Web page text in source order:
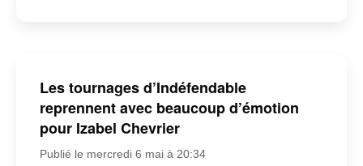
Les tournages d’Indéfendable
reprennent avec beaucoup d’émotion
pour Izabel Chevrier
Publié le mercredi 6 mai à 20:34